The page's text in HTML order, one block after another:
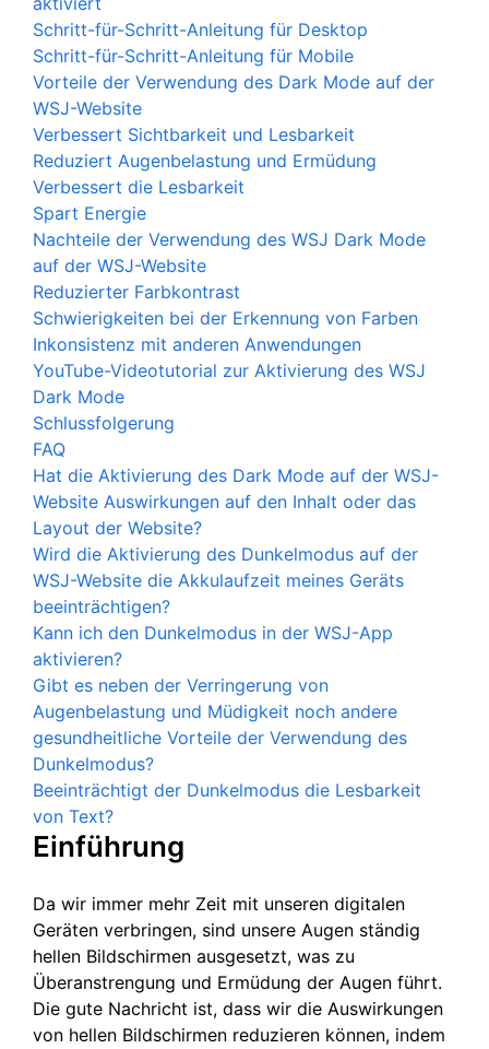
Schritt-für-Schritt-Anleitung für Desktop
Schritt-für-Schritt-Anleitung für Mobile
Vorteile der Verwendung des Dark Mode auf der
WSJ-Website
Verbessert Sichtbarkeit und Lesbarkeit
Reduziert Augenbelastung und Ermüdung
Verbessert die Lesbarkeit
Spart Energie
Nachteile der Verwendung des WSJ Dark Mode
auf der WSJ-Website
Reduzierter Farbkontrast
Schwierigkeiten bei der Erkennung von Farben
Inkonsistenz mit anderen Anwendungen
YouTube-Videotutorial zur Aktivierung des WSJ
Dark Mode
Schlussfolgerung
FAQ
Hat die Aktivierung des Dark Mode auf der WSJ-
Website Auswirkungen auf den Inhalt oder das
Layout der Website?
Wird die Aktivierung des Dunkelmodus auf der
WSJ-Website die Akkulaufzeit meines Geräts
beeinträchtigen?
Kann ich den Dunkelmodus in der WSJ-App
aktivieren?
Gibt es neben der Verringerung von
Augenbelastung und Müdigkeit noch andere
gesundheitliche Vorteile der Verwendung des
Dunkelmodus?
Beeinträchtigt der Dunkelmodus die Lesbarkeit
von Text?
Einführung
Da wir immer mehr Zeit mit unseren digitalen
Geräten verbringen, sind unsere Augen ständig
hellen Bildschirmen ausgesetzt, was zu
Überanstrengung und Ermüdung der Augen führt.
Die gute Nachricht ist, dass wir die Auswirkungen
von hellen Bildschirmen reduzieren können, indem